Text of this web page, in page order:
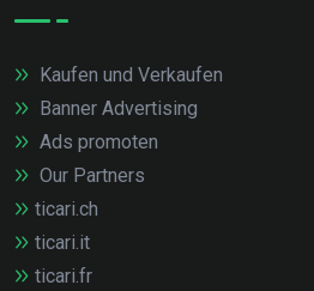
Kaufen und Verkaufen
Banner Advertising
Ads promoten
Our Partners
ticari.ch
ticari.it
ticari.fr